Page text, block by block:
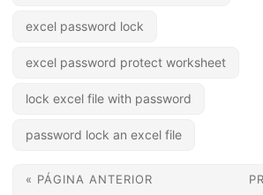
excel password lock
excel password protect worksheet
lock excel file with password
password lock an excel file
« PÁGINA ANTERIOR